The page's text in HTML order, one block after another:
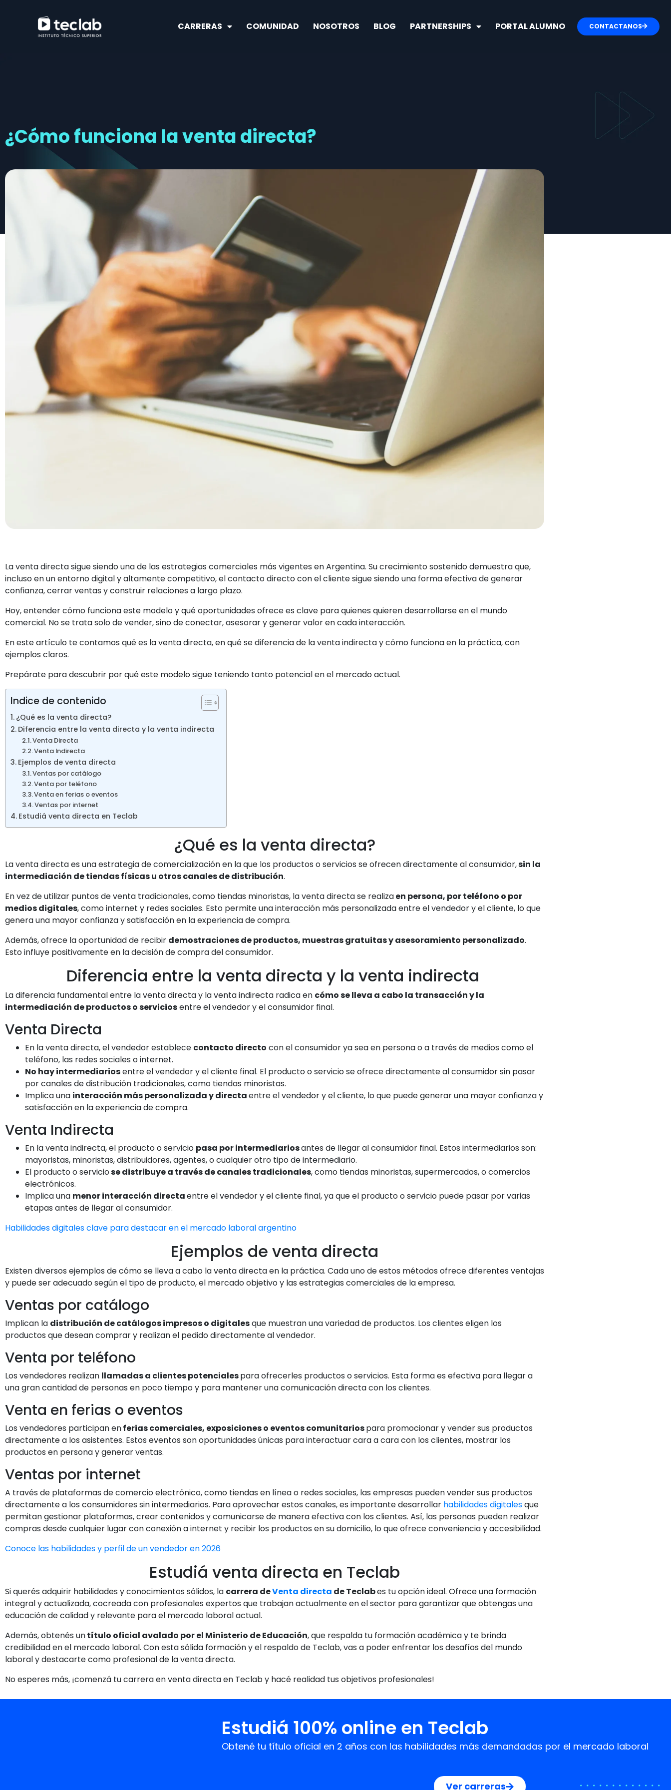
CARRERAS COMUNIDAD NOSOTROS BLOG PARTNERSHIPS PORTAL ALUMNO CONTACTANOS
¿Cómo funciona la venta directa?
La venta directa sigue siendo una de las estrategias comerciales más vigentes en Argentina. Su crecimiento sostenido demuestra que,
incluso en un entorno digital y altamente competitivo, el contacto directo con el cliente sigue siendo una forma efectiva de generar
confianza, cerrar ventas y construir relaciones a largo plazo.
Hoy, entender cómo funciona este modelo y qué oportunidades ofrece es clave para quienes quieren desarrollarse en el mundo
comercial. No se trata solo de vender, sino de conectar, asesorar y generar valor en cada interacción.
En este artículo te contamos qué es la venta directa, en qué se diferencia de la venta indirecta y cómo funciona en la práctica, con
ejemplos claros.
Prepárate para descubrir por qué este modelo sigue teniendo tanto potencial en el mercado actual.
Indice de contenido
¿Qué es la venta directa?
Diferencia entre la venta directa y la venta indirecta
Venta Directa
Venta Indirecta
Ejemplos de venta directa
Ventas por catálogo
Venta por teléfono
Venta en ferias o eventos
Ventas por internet
Estudiá venta directa en Teclab
¿Qué es la venta directa?
La venta directa es una estrategia de comercialización en la que los productos o servicios se ofrecen directamente al consumidor,sin la
intermediación de tiendas físicas u otros canales de distribución.
En vez de utilizar puntos de venta tradicionales, como tiendas minoristas, la venta directa se realizaen persona, por teléfono o por
medios digitales, como internet y redes sociales. Esto permite una interacción más personalizada entre el vendedor y el cliente, lo que
genera una mayor confianza y satisfacción en la experiencia de compra.
Además, ofrece la oportunidad de recibir demostraciones de productos, muestras gratuitas y asesoramiento personalizado.
Esto influye positivamente en la decisión de compra del consumidor.
Diferencia entre la venta directa y la venta indirecta
La diferencia fundamental entre la venta directa y la venta indirecta radica en cómo se lleva a cabo la transacción y la
intermediación de productos o serviciosentre el vendedor y el consumidor final.
Venta Directa
En la venta directa, el vendedor establece contacto directo con el consumidor ya sea en persona o a través de medios como el
teléfono, las redes sociales o internet.
No hay intermediariosentre el vendedor y el cliente final. El producto o servicio se ofrece directamente al consumidor sin pasar
por canales de distribución tradicionales, como tiendas minoristas.
Implica una interacción más personalizada y directaentre el vendedor y el cliente, lo que puede generar una mayor confianza y
satisfacción en la experiencia de compra.
Venta Indirecta
En la venta indirecta, el producto o servicio pasa por intermediariosantes de llegar al consumidor final. Estos intermediarios son:
mayoristas, minoristas, distribuidores, agentes, o cualquier otro tipo de intermediario.
El producto o serviciose distribuye a través de canales tradicionales, como tiendas minoristas, supermercados, o comercios
electrónicos.
Implica una menor interacción directaentre el vendedor y el cliente final, ya que el producto o servicio puede pasar por varias
etapas antes de llegar al consumidor.
Habilidades digitales clave para destacar en el mercado laboral argentino
Ejemplos de venta directa
Existen diversos ejemplos de cómo se lleva a cabo la venta directa en la práctica. Cada uno de estos métodos ofrece diferentes ventajas
y puede ser adecuado según el tipo de producto, el mercado objetivo y las estrategias comerciales de la empresa.
Ventas por catálogo
Implican la distribución de catálogos impresos o digitalesque muestran una variedad de productos. Los clientes eligen los
productos que desean comprar y realizan el pedido directamente al vendedor.
Venta por teléfono
Los vendedores realizan llamadas a clientes potencialespara ofrecerles productos o servicios. Esta forma es efectiva para llegar a
una gran cantidad de personas en poco tiempo y para mantener una comunicación directa con los clientes.
Venta en ferias o eventos
Los vendedores participan enferias comerciales, exposiciones o eventos comunitariospara promocionar y vender sus productos
directamente a los asistentes. Estos eventos son oportunidades únicas para interactuar cara a cara con los clientes, mostrar los
productos en persona y generar ventas.
Ventas por internet
A través de plataformas de comercio electrónico, como tiendas en línea o redes sociales, las empresas pueden vender sus productos
directamente a los consumidores sin intermediarios. Para aprovechar estos canales, es importante desarrollar habilidades digitalesque
permitan gestionar plataformas, crear contenidos y comunicarse de manera efectiva con los clientes. Así, las personas pueden realizar
compras desde cualquier lugar con conexión a internet y recibir los productos en su domicilio, lo que ofrece conveniencia y accesibilidad.
Conoce las habilidades y perfil de un vendedor en 2026
Estudiá venta directa en Teclab
Si querés adquirir habilidades y conocimientos sólidos, la carrera deVenta directa de Teclabes tu opción ideal. Ofrece una formación
integral y actualizada, cocreada con profesionales expertos que trabajan actualmente en el sector para garantizar que obtengas una
educación de calidad y relevante para el mercado laboral actual.
Además, obtenés untítulo oficial avalado por el Ministerio de Educación, que respalda tu formación académica y te brinda
credibilidad en el mercado laboral. Con esta sólida formación y el respaldo de Teclab, vas a poder enfrentar los desafíos del mundo
laboral y destacarte como profesional de la venta directa.
No esperes más, ¡comenzá tu carrera en venta directa en Teclab y hacé realidad tus objetivos profesionales!
Estudiá 100% online en Teclab
Obtené tu título oficial en 2 años con las habilidades más demandadas por el mercado laboral
Ver carreras